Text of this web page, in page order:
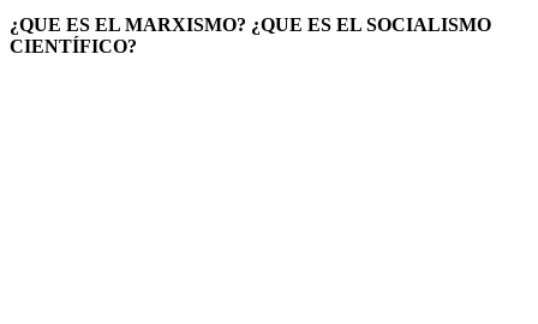
¿QUE ES EL MARXISMO? ¿QUE ES EL SOCIALISMO
CIENTÍFICO?